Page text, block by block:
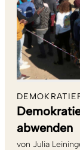
abwenden
von Julia